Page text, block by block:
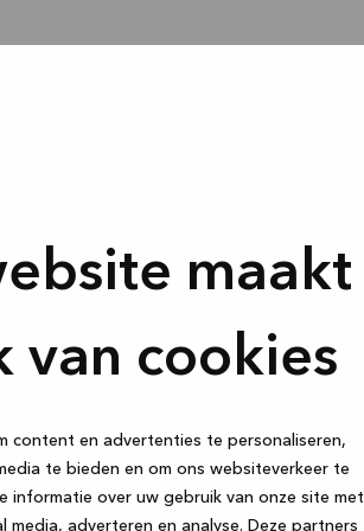
maakt
van cookies
content en advertenties te personaliseren,
te bieden en om ons websiteverkeer te
informatie over uw gebruik van onze site met
media, adverteren en analyse. Deze partners